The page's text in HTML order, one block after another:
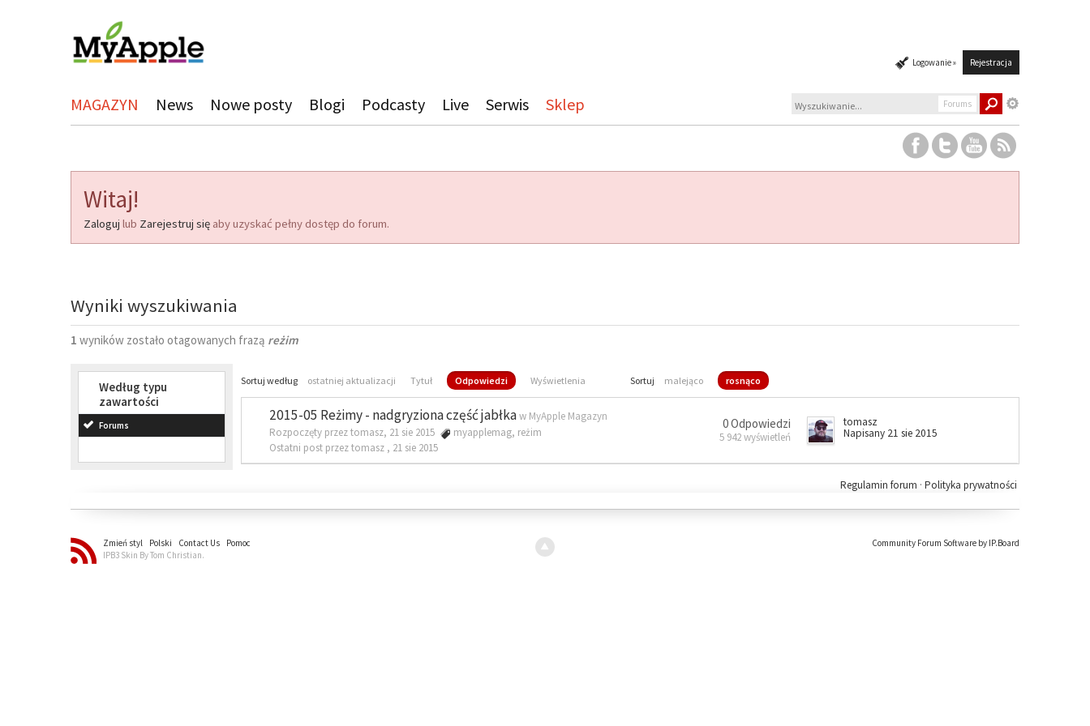
Logowanie » Rejestracja
MAGAZYN News Nowe posty Blogi Podcasty Live Serwis Sklep Forums
Witaj!
Zaloguj lub Zarejestruj się aby uzyskać pełny dostęp do forum.
Wyniki wyszukiwania
1 wyników zostało otagowanych frazą reżim
Według typu
zawartości
Forums
Sortuj według ostatniej aktualizacji Tytuł Odpowiedzi Wyświetlenia Sortuj malejąco rosnąco
2015-05 Reżimy - nadgryziona część jabłkaw MyApple Magazyn
Rozpoczęty przez tomasz, 21 sie 2015
myapplemag, reżim
Ostatni post przez tomasz , 21 sie 2015
0 Odpowiedzi
5 942 wyświetleń
tomasz
Napisany 21 sie 2015
Polityka prywatności
Regulamin forum ·
Zmień styl Polski Contact Us
Pomoc
IPB3 Skin By Tom Christian.
Community Forum Software by IP.Board